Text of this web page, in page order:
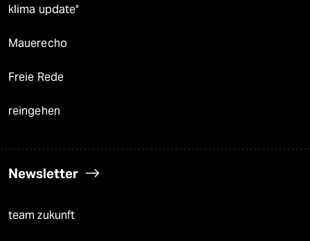
klima update°
Mauerecho
Freie Rede
reingehen
Newsletter
team zukunft